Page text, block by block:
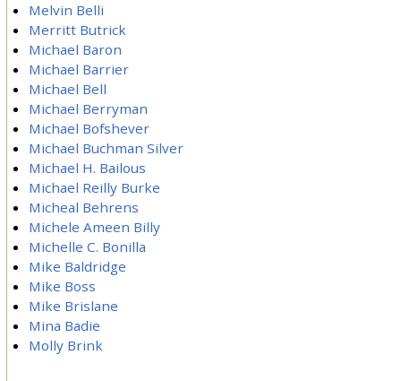
Melvin Belli
Merritt Butrick
Michael Baron
Michael Barrier
Michael Bell
Michael Berryman
Michael Bofshever
Michael Buchman Silver
Michael H. Bailous
Michael Reilly Burke
Micheal Behrens
Michele Ameen Billy
Michelle C. Bonilla
Mike Baldridge
Mike Boss
Mike Brislane
Mina Badie
Molly Brink